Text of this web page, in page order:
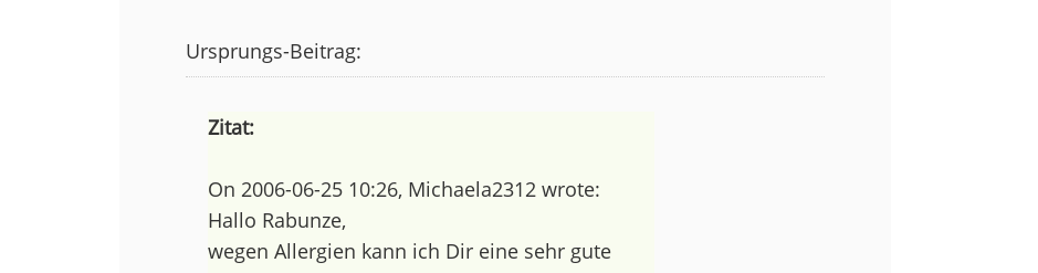
Ursprungs-Beitrag:
Zitat:
On 2006-06-25 10:26, Michaela2312 wrote:
Hallo Rabunze,
wegen Allergien kann ich Dir eine sehr gute